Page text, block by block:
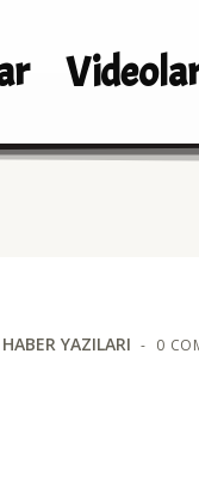
YAZILARI 0